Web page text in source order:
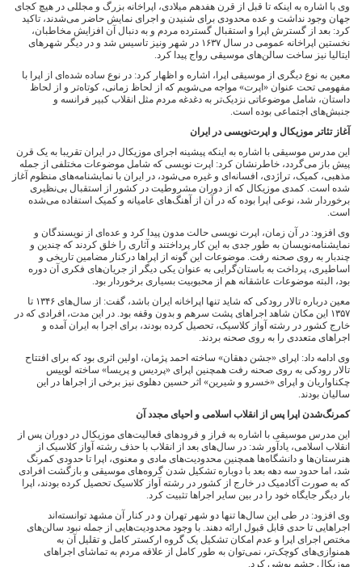
وی با اشاره به اینکه تا قبل از قرن هفدهم میلادی، اپراخانه بزرگ و مجللی در هیچ کجای
جهان وجود نداشت و عده محدودی برای شنیدن و اجرای نمایش حاضر می‌شدند، تاکید
کرد: بعد از گسترش اپرا و استقبال گسترده مردم و به دنبال آن افزایش مخاطبان،
نخستین اپراخانه عمومی در سال ۱۶۳۷ در شهر ونیز تاسیس شد و در دیگر شهرهای
ایتالیا نیز ساخت سالن‌های موسیقی رواج پیدا کرد.
معین به نوع دیگری از موسیقی اپرا، اشاره و اظهار کرد: در نوع ساده شده‌ای از اپرا با
مفهومی تحت عنوان «اپرت» مواجه می‌شویم که از لحاظ زمانی، کوتاه‌تر و از لحاظ
داستان، شامل موضوعاتی نزدیک‌تر به دغدغه مردم مثل انقلاب کبیر فرانسه و
جنبش‌های اجتماعی بوده است.
آغاز تئاتر موزیکال و اپرت‌نویسی در ایران
این مدرس موسیقی با اشاره به اینکه پیشینه اجرای موزیکال در ایران تقریبا به یک قرن
پیش باز می‌گردد، خاطرنشان کرد: اپرت‌ نویسی که شامل موضوعات مختلفی از جمله
مذهبی، کمیک، تراژدی، افسانه‌ای و غیره می‌شود، در ایران با نمایشنامه‌های منظوم آغاز
شده است. کمدی موزیکال که از دوران مشروطیت در کشور از استقبال بی‌نظیری
برخوردار شد، نوعی اپرا بوده که در آن از آهنگ‌های عامیانه و کمیک استفاده می‌شده
است.
وی افزود: در آن زمان، اپرت نویسی حالت مدون پیدا کرد و عده‌ای از نویسندگان و
نمایشنامه‌نویسان به طور جدی به این کار پرداختند و آثاری را خلق کردند که چندین و
چندبار به روی صحنه رفت. موضوعات این گونه از اپراها درکنار مضامین تاریخی و
اساطیری، پرداخت به باستان‌گرایی به عنوان یکی دیگر از جریان‌های فکری آن دوره
بود، البته موضوعات عاشقانه هم از محبوبیت بسیاری برخوردار بود.
معین درباره تالار رودکی که شاید تنها اپراخانه ایران باشد، گفت: از سال‌های ۱۳۴۶ تا
۱۳۵۷ این مکان شاهد اجراهای پشت سرهم و بدون وقفه بود. در این مدت، افرادی که در
خارج کشور در رشته آواز کلاسیک، تحصیل کرده بودند، برای اجرا به ایران آمده و
اجراهای متعددی را به روی صحنه بردند.
وی ادامه داد: اپرای «جشن دهقان» ساخته احمد پژمان، اولین اثری بود که برای افتتاح
تالار رودکی به روی صحنه رفت همچنین اپرای «پردیس و پریسا» ساخته لوییس
چکناواریان و اپرای «خسرو و شیرین» اثر حسین دهلوی نیز برخی از اجراها در این
سالیان بودند.
کمرنگ‌شدن اپرا پس از انقلاب اسلامی و احیای مجدد آن
این مدرس موسیقی با اشاره به فراز و فرودهای فعالیت‌های موزیکال در دوران پس از
انقلاب اسلامی، یادآور شد: در سال‌های بعد از انقلاب با حذف رشته آواز کلاسیک از
هنرستان‌ها و دانشگاه‌ها همچنین محدودیت‌های مادی و معنوی، اپرا تا حدودی کمرنگ
شد، اما حدود سه دهه بعد با دوباره تشکیل شدن گروه‌های موسیقی و بازگشت افرادی
که به صورت آکادمیک در خارج از کشور در رشته آواز کلاسیک تحصیل کرده بودند، اپرا
بار دیگر جایگاه خود را در بین سایر اجراها تثبیت کرد.
وی افزود: در طی این سال‌ها تنها دو شهر تهران و در کنار آن مشهد توانسته‌اند
اجراهایی تا حدی قابل قبول ارائه دهند. با وجود محدودیت‌هایی از جمله نبود سالن‌های
مختص اجرای اپرا و عدم امکان تشکیل یک گروه ارکستر کامل و تقلیل آن به
همنوازی‌های کوچک‌تر، نمی‌توان به طور کامل از علاقه مردم به تماشای اجراهای
موزیکال چشم پوشی کرد.